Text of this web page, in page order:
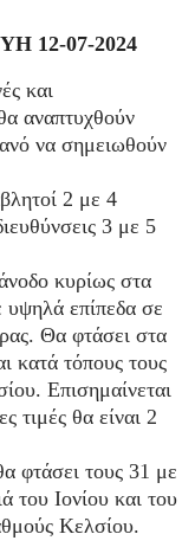
12-07-2024
και
αναπτυχθούν
να σημειωθούν
2 με 4
3 με 5
κυρίως στα
υψηλά επίπεδα σε
Θα φτάσει στα
κατά τόπους τους
Επισημαίνεται
τιμές θα είναι 2
φτάσει τους 31 με
του Ιονίου και του
Κελσίου.